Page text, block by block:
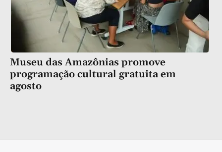
Museu das Amazônias promove
programação cultural gratuita em
agosto